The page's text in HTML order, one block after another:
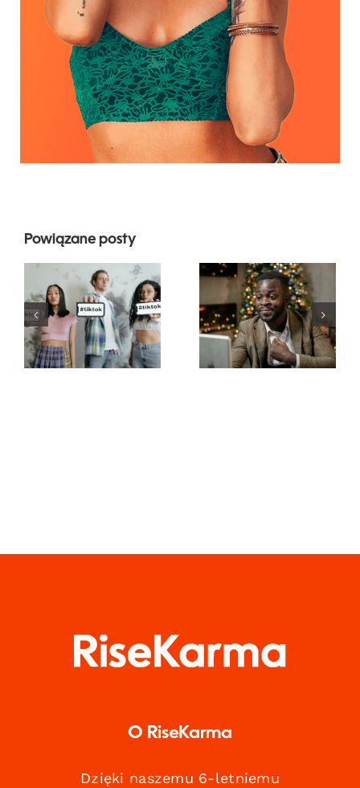
Powiązane posty
Najlepsze
aplikacje do
edytowania
wideo do
tworzenia
dzieł na
Jak ukryć
obserwujących
na LinkedIn,
aby
zachować
O RiseKarma
Dzięki naszemu 6-letniemu